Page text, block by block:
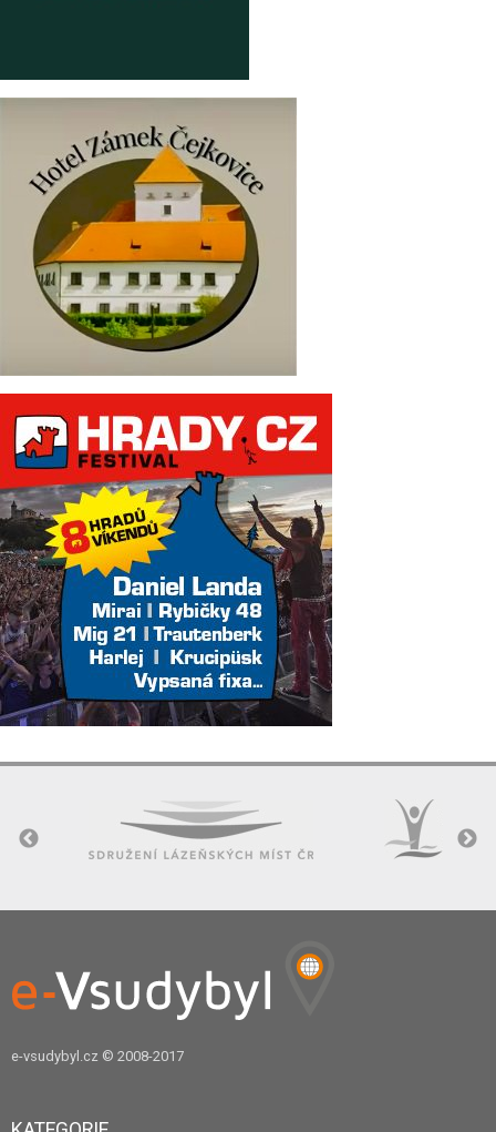
e-vsudybyl.cz © 2008-2017